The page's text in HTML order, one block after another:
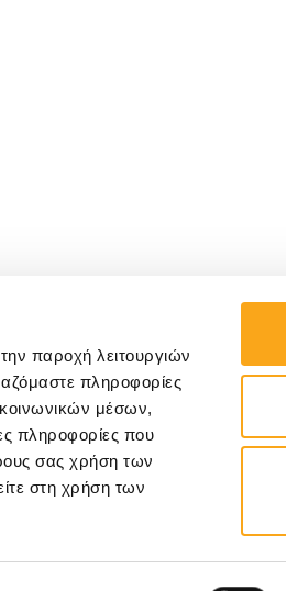
παροχή λειτουργιών
πληροφορίες
μέσων,
πληροφορίες που
σας χρήση των
στη χρήση των